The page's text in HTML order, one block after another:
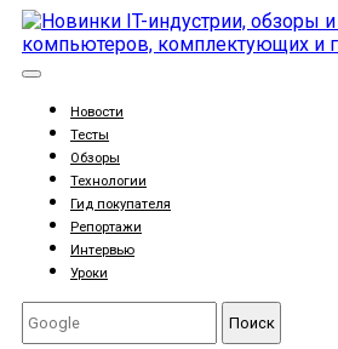
Новости
Тесты
Обзоры
Технологии
Гид покупателя
Репортажи
Интервью
Уроки
Поиск